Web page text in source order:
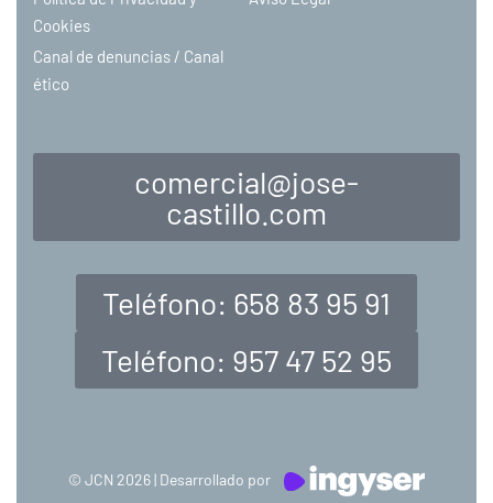
Cookies
Canal de denuncias / Canal
ético
comercial@jose-
castillo.com
Teléfono: 658 83 95 91
Teléfono: 957 47 52 95
© JCN 2026 | Desarrollado por